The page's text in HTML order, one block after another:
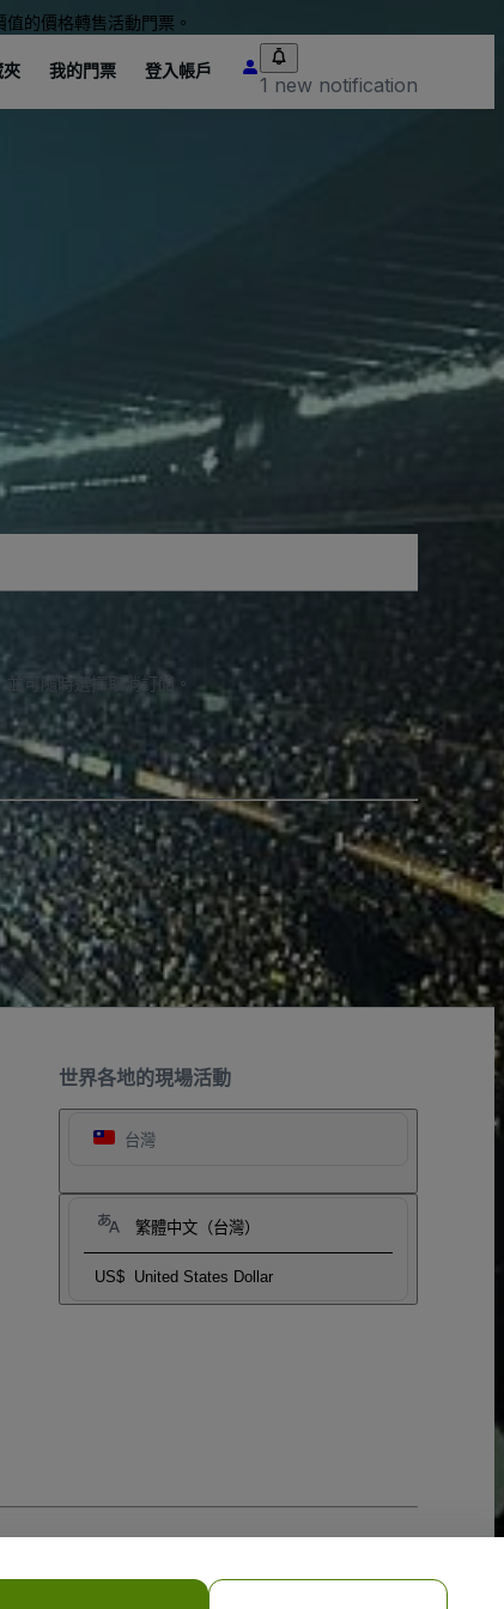
的價格轉售活動門票。
夾 我的門票 登入帳戶
1 new notification
可隨時選擇取消訂閱。
世界各地的現場活動
台灣
繁體中文（台灣）
US$ United States Dollar